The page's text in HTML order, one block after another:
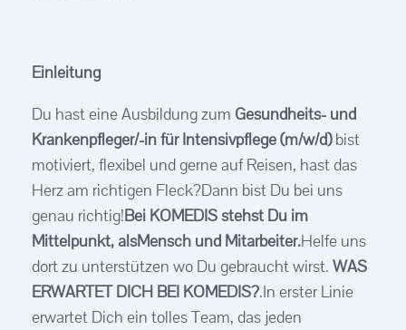
Einleitung
Du hast eine Ausbildung zum Gesundheits- und
Krankenpfleger/-in für Intensivpflege (m/w/d)bist
motiviert, flexibel und gerne auf Reisen, hast das
Herz am richtigen Fleck?Dann bist Du bei uns
genau richtig!Bei KOMEDIS stehst Du im
Mittelpunkt, alsMensch und Mitarbeiter.Helfe uns
dort zu unterstützen wo Du gebraucht wirst. WAS
ERWARTET DICH BEI KOMEDIS?.In erster Linie
erwartet Dich ein tolles Team, das jeden